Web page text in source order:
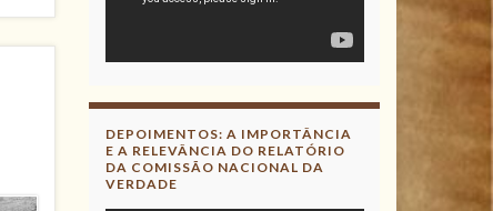
DEPOIMENTOS: A IMPORTÂNCIA
E A RELEVÂNCIA DO RELATÓRIO
DA COMISSÃO NACIONAL DA
VERDADE